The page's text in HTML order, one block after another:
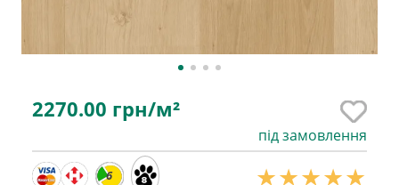
2270.00 грн/м²
під замовлення
6